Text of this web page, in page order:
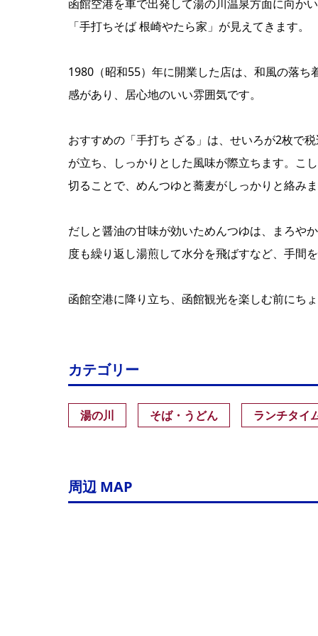
函館空港を車で出発して湯の川温泉方面に向か
「手打ちそば 根崎やたら家」が見えてきます。
1980（昭和55）年に開業した店は、和風の落
感があり、居心地のいい雰囲気です。
おすすめの「手打ち ざる」は、せいろが2枚で
が立ち、しっかりとした風味が際立ちます。こ
切ることで、めんつゆと蕎麦がしっかりと絡み
だしと醤油の甘味が効いためんつゆは、まろや
度も繰り返し湯煎して水分を飛ばすなど、手間
函館空港に降り立ち、函館観光を楽しむ前にち
カテゴリー
湯の川 そば・うどん ランチタイ
周辺 MAP